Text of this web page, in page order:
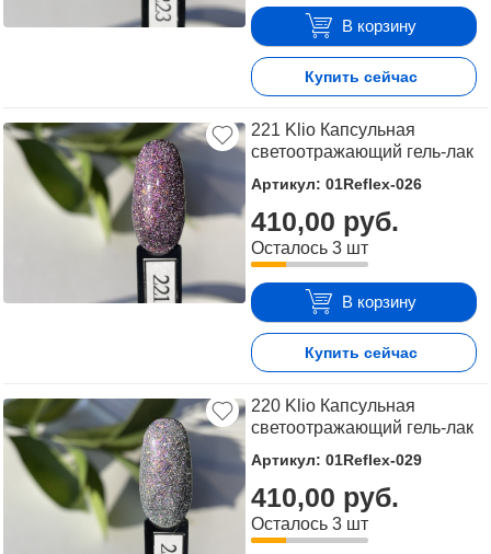
В корзину
Купить сейчас
221 Klio Капсульная
светоотражающий гель-лак
Артикул: 01Reflex-026
410,00 руб.
Осталось 3 шт
В корзину
Купить сейчас
220 Klio Капсульная
светоотражающий гель-лак
Артикул: 01Reflex-029
410,00 руб.
Осталось 3 шт